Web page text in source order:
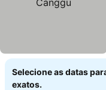
Selecione as datas
exatos.